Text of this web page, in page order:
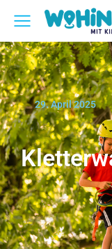
29. April 2025